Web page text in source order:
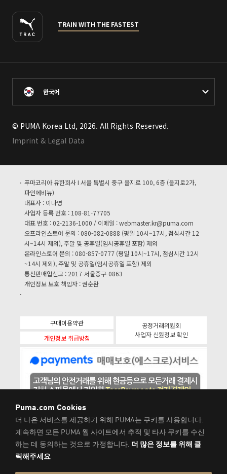
TRAIN WITH THE FASTEST
한국어
© PUMA Korea Ltd, 2026. All Rights Reserved.
Imprint & Legal Data
푸마코리아 유한회사 I 서울 특별시 중구 을지로 100, 6층 (을지로2가,
파인에비뉴)
대표자 : 이나영
사업자 등록 번호 : 108-81-77705
대표 번호 : 02-2136-1000 / 이메일 :webmaster.kr@puma.com
오프라인스토어 문의 : 080-082-0888 (평일 10시~17시, 점심시간 12
시~14시 제외), 주말 및 공휴일(임시공휴일 포함) 제외
온라인스토어 문의 : 080-857-0777 (평일 10시~17시, 점심시간 12시
~14시 제외), 주말 및 공휴일(임시공휴일 포함) 제외
통신판매업신고 : 2017-서울중구-0863
개인정보 보호 책임자 : 권순완
구매이용약관
개인정보 취급방침
공정거래위원회
사업자 신원정보 확인